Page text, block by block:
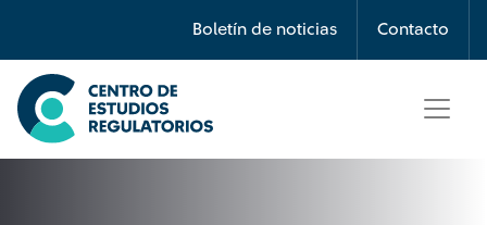
Boletín de noticias Contacto
Búsqueda
Seleccione país